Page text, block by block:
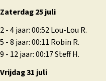
Zaterdag 25 juli
2 - 4 jaar: 00:52 Lou-Lou R.
5 - 8 jaar: 00:11 Robin R.
9 - 12 jaar: 00:17 Steff H.
Vrijdag 31 juli